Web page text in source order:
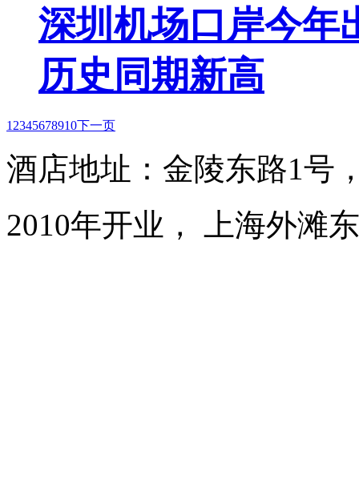
深圳机场口岸今年
历史同期新高
1 2345678910下一页
酒店地址：金陵东路1号
2010年开业， 上海外